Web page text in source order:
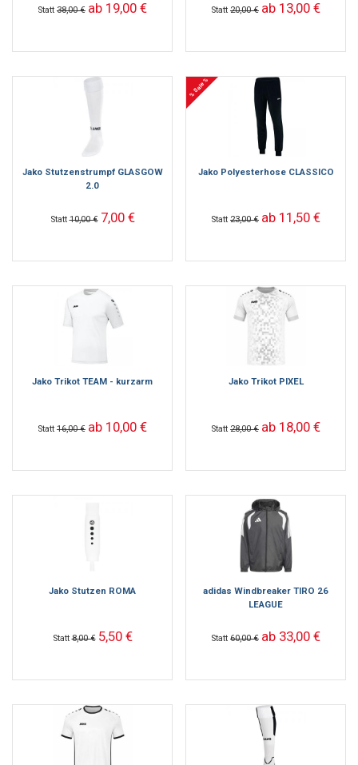
Statt 38,00 € ab 19,00 € Statt 20,00 € ab 13,00 €
Jako Stutzenstrumpf GLASGOW
2.0
Statt10,00 € 7,00 €
% Sale %
Jako Polyesterhose CLASSICO
Statt 23,00 € ab 11,50 €
Jako Trikot TEAM - kurzarm
Statt 16,00 € ab 10,00 €
Jako Trikot PIXEL
Statt 28,00 € ab 18,00 €
Jako Stutzen ROMA
Statt8,00 € 5,50 €
adidas Windbreaker TIRO 26
LEAGUE
Statt 60,00 € ab 33,00 €